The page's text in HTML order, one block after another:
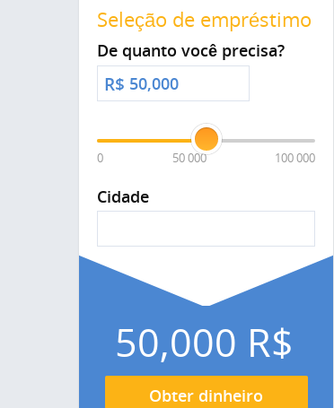
Seleção de empréstimo
De quanto você precisa?
R$
0 50 000 100 000
Cidade
50,000 R$
Obter dinheiro